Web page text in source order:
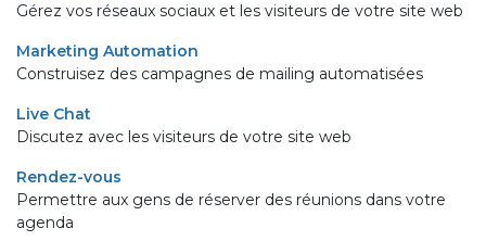
Gérez vos réseaux sociaux et les visiteurs de votre site web
Marketing Automation
Construisez des campagnes de mailing automatisées
Live Chat
Discutez avec les visiteurs de votre site web
Rendez-vous
Permettre aux gens de réserver des réunions dans votre
agenda